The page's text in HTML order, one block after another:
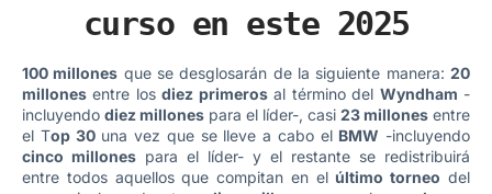
curso en este 2025
100 millones que se desglosarán de la siguiente manera:20
millones entre losdiez primerosal término del Wyndham -
incluyendo diez millones para el líder-, casi 23 millones entre
el Top 30una vez que se lleve a cabo el BMW -incluyendo
cinco millones para el líder- y el restante se redistribuirá
entre todos aquellos que compitan en el último torneo del